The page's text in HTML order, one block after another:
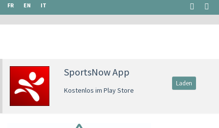
FR EN IT
SportsNow App
Kostenlos im Play Store
Laden